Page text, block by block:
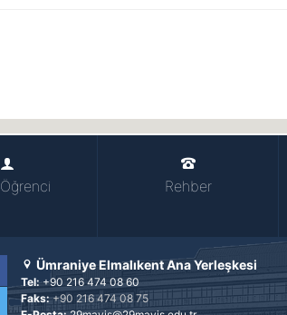
Rehber
Ümraniye Elmalıkent Ana Yerleşkesi
Tel: +90 216 474 08 60
Faks: +90 216 474 08 75